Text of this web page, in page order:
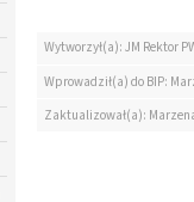
Wytworzył(a): JM Rektor
Wprowadził(a) do BIP:
Zaktualizował(a):